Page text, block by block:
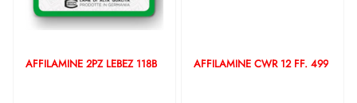
AFFILAMINE 2PZ LEBEZ 118B AFFILAMINE CWR 12 FF. 499